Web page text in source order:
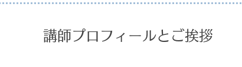
講師プロフィールとご挨拶